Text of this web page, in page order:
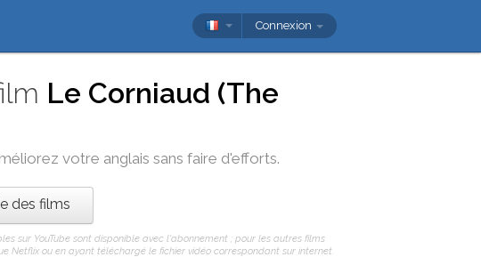
Connexion
Le Corniaud (The
votre anglais sans faire d'efforts.
des films
sur YouTube sont disponible avec l'abonnement ; pour les autres films
Netflix ou en ayant téléchargé le fichier vidéo correspondant sur internet.